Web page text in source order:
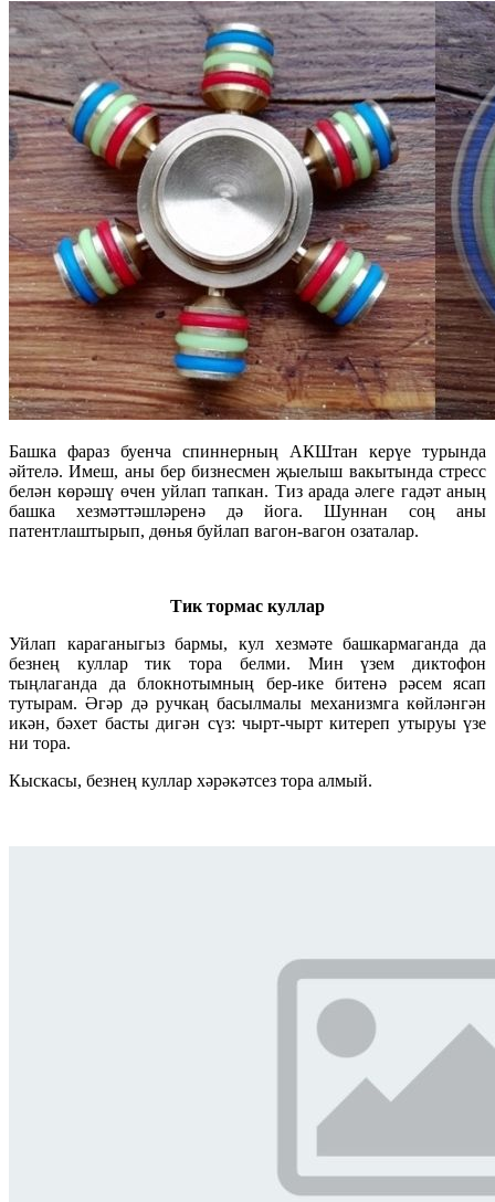
Башка фараз буенча спиннерның АКШтан керүе турында
әйтелә. Имеш, аны бер бизнесмен җыелыш вакытында стресс
белән көрәшү өчен уйлап тапкан. Тиз арада әлеге гадәт аның
башка хезмәттәшләренә дә йога. Шуннан соң аны
патентлаштырып, дөнья буйлап вагон-вагон озаталар.
Тик тормас куллар
Уйлап караганыгыз бармы, кул хезмәте башкармаганда да
безнең куллар тик тора белми. Мин үзем диктофон
тыңлаганда да блокнотымның бер-ике битенә рәсем ясап
тутырам. Әгәр дә ручкаң басылмалы механизмга көйләнгән
икән, бәхет басты дигән сүз: чырт-чырт китереп утыруы үзе
ни тора.
Кыскасы, безнең куллар хәрәкәтсез тора алмый.